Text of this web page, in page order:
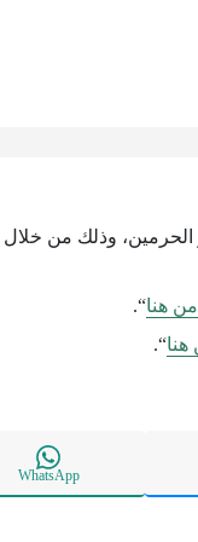
وذلك من خلال
من هنا“.
“.
WhatsApp